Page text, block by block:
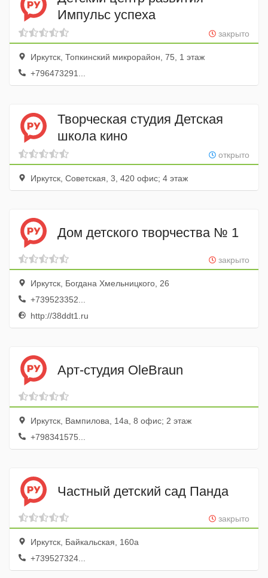
Импульс успеха
закрыто
Иркутск, Топкинский микрорайон, 75, 1 этаж
+796473291...
Творческая студия Детская
школа кино
открыто
Иркутск, Советская, 3, 420 офис; 4 этаж
Дом детского творчества № 1
закрыто
Иркутск, Богдана Хмельницкого, 26
+739523352...
http://38ddt1.ru
Арт-студия OleBraun
Иркутск, Вампилова, 14а, 8 офис; 2 этаж
+798341575...
Частный детский сад Панда
закрыто
Иркутск, Байкальская, 160а
+739527324...